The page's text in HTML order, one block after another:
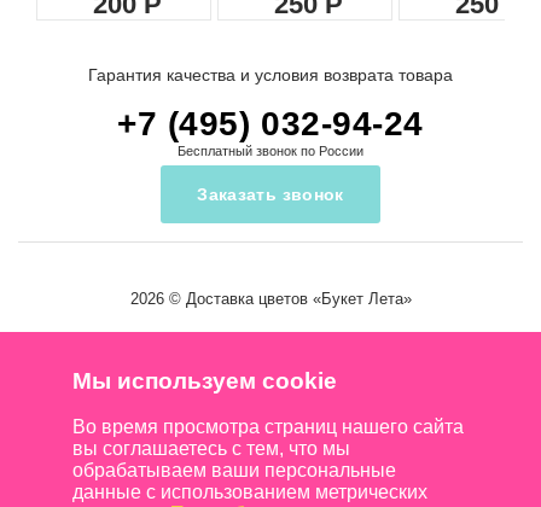
Гарантия качества и условия возврата товара
+7 (495) 032-94-24
Бесплатный звонок по России
Заказать звонок
2026 © Доставка цветов«Букет Лета»
Мы используем cookie
Во время просмотра страниц нашего сайта
вы соглашаетесь с тем, что мы
обрабатываем ваши персональные
данные с использованием метрических